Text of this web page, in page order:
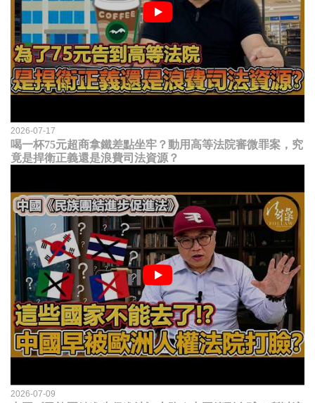
2026-07-17
喝一杯75元超商拿鐵差點坐牢？動用高等法院審微罪案，究
竟是捍衛正義還是浪費司法資源？
2026-07-09